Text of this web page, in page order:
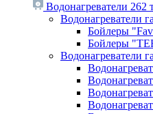
Водонагреватели 262
Водонагреватели
Бойлеры
Бойлеры
Водонагреватели